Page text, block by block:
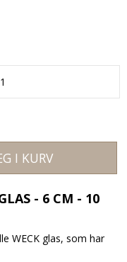
I KURV
- 6 CM - 10
WECK glas, som har